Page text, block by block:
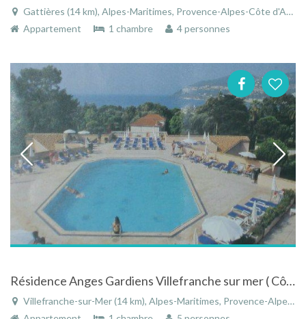
Gattières (14 km), Alpes-Maritimes, Provence-Alpes-Côte d'Azur, France
Appartement
1 chambre 4 personnes
Résidence Anges Gardiens Villefranche sur mer ( Côte d'Azur) avec piscine et vue sur mer
Villefranche-sur-Mer (14 km), Alpes-Maritimes, Provence-Alpes-Côte d'Azur, France